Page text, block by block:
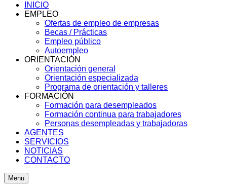
INICIO
EMPLEO
Ofertas de empleo de empresas
Becas / Prácticas
Empleo público
Autoempleo
ORIENTACIÓN
Orientación general
Orientación especializada
Programa de orientación y talleres
FORMACIÓN
Formación para desempleados
Formación continua para trabajadores
Personas desempleadas y trabajadoras
AGENTES
SERVICIOS
NOTICIAS
CONTACTO
Menu